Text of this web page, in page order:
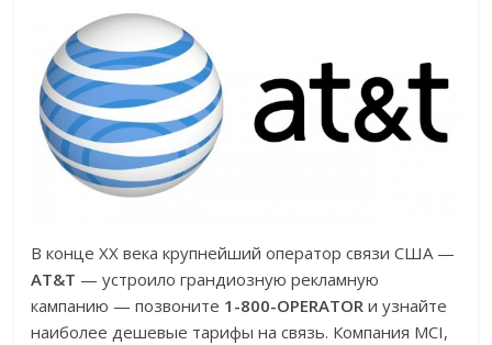
В конце XX века крупнейший оператор связи США —
AT&T — устроило грандиозную рекламную
кампанию — позвоните 1-800-OPERATOR и узнайте
наиболее дешевые тарифы на связь. Компания MCI,